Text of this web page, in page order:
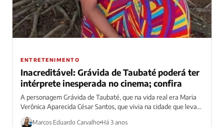
ENTRETENIMENTO
Inacreditável: Grávida de Taubaté poderá ter
intérprete inesperada no cinema; confira
A personagem Grávida de Taubaté, que na vida real era Maria
Verônica Aparecida César Santos, que vivia na cidade que leva
esse...
Marcos Eduardo Carvalho Há 3 anos